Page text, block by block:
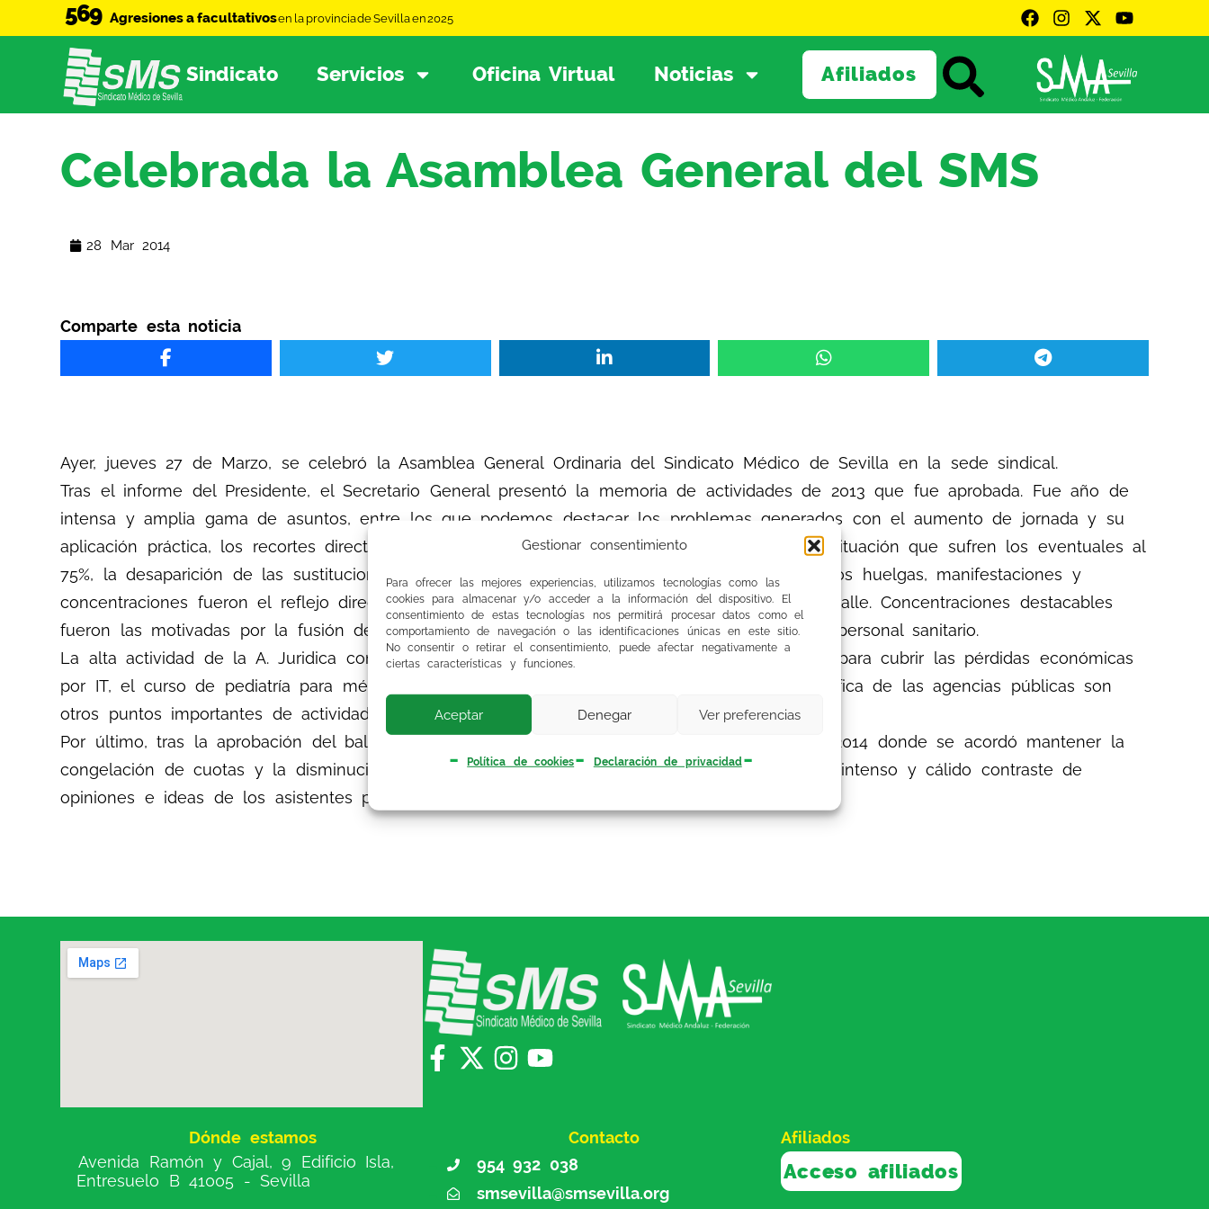
Gestionar consentimiento
Para ofrecer las mejores experiencias, utilizamos tecnologías como las
cookies para almacenar y/o acceder a la información del dispositivo. El
consentimiento de estas tecnologías nos permitirá procesar datos como el
comportamiento de navegación o las identificaciones únicas en este sitio.
No consentir o retirar el consentimiento, puede afectar negativamente a
ciertas características y funciones.
Aceptar Denegar Ver preferencias
Política de cookies Declaración de privacidad
Agresiones a facultativosen la provincia de Sevilla en 2025
569
Sindicato Servicios Oficina Virtual Noticias Afiliados
Celebrada la Asamblea General del SMS
28 Mar 2014
Comparte esta noticia
Ayer, jueves 27 de Marzo, se celebró la Asamblea General Ordinaria del Sindicato Médico de Sevilla en la sede sindical.
Tras el informe del Presidente, el Secretario General presentó la memoria de actividades de 2013 que fue aprobada. Fue año de
intensa y amplia gama de asuntos, entre los que podemos destacar los problemas generados con el aumento de jornada y su
aplicación práctica, los recortes directos y “enmascarados”, los contratos basura, la gravísima situación que sufren los eventuales al
75%, la desaparición de las sustituciones y sus consecuencias en forma de acumulaciones. Dos huelgas, manifestaciones y
concentraciones fueron el reflejo directo de la actividad sindical con los profesionales en la calle. Concentraciones destacables
fueron las motivadas por la fusión del Virgen del Rocío-Macarena y las de las agresiones al personal sanitario.
La alta actividad de la A. Juridica con casi dos expedientes por afiliado, el novedoso seguro para cubrir las pérdidas económicas
por IT, el curso de pediatría para médicos de AP y la participación en la problemática específica de las agencias públicas son
otros puntos importantes de actividad.
Por último, tras la aprobación del balance de 2013 se hizo lo propio con el Presupuesto de 2014 donde se acordó mantener la
congelación de cuotas y la disminución del 25% para eventuales. La reunión terminó con un intenso y cálido contraste de
opiniones e ideas de los asistentes para el futuro.
Dónde estamos
Avenida Ramón y Cajal, 9 Edificio Isla,
Entresuelo B 41005 - Sevilla
Contacto
954 932 038
smsevilla@smsevilla.org
Afiliados
Acceso afiliados